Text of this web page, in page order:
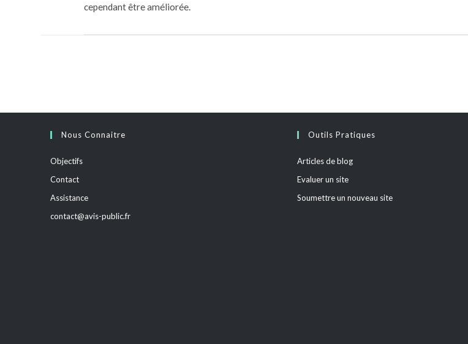
cependant être améliorée.
Nous Connaitre
Objectifs
Contact
Assistance
contact@avis-public.fr
Outils Pratiques
Articles de blog
Evaluer un site
Soumettre un nouveau site